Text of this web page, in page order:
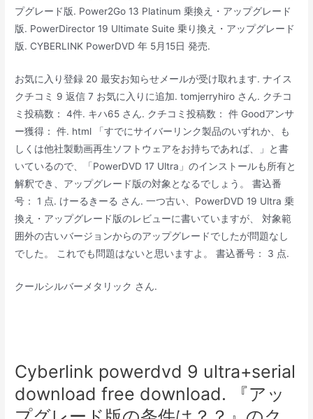
プグレード版. Power2Go 13 Platinum 乗換え・アップグレード
版. PowerDirector 19 Ultimate Suite 乗り換え・アップグレード
版. CYBERLINK PowerDVD 年 5月15日 発売.
お気に入り登録 20 最安お知らせメールが受け取れます. ナイス
クチコミ 9 返信 7 お気に入りに追加. tomjerryhiro さん. クチコ
ミ投稿数： 4件. キハ65 さん. クチコミ投稿数： 件 Goodアンサ
ー獲得： 件. html 「すでにサイバーリンク製品のいずれか、も
しくは他社製動画再生ソフトウェアをお持ちであれば、」と書
いているので、「PowerDVD 17 Ultra」のインストールも所有と
解釈でき、アップグレード版の対象となるでしょう。 書込番
号： 1 点. けーるきーる さん. 一つ古い、PowerDVD 19 Ultra 乗
換え・アップグレード版のレビューに書いていますが、 対象範
囲外の古いバージョンからのアップグレードでしたが問題なし
でした。 これでも問題はないと思いますよ。 書込番号： 3 点.
クールシルバーメタリック さん.
Cyberlink powerdvd 9 ultra+serial
download free download. 『アッ